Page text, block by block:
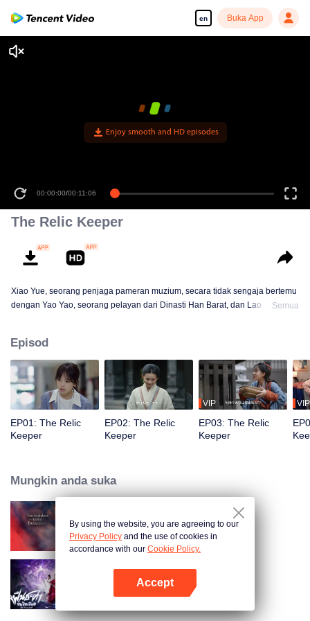
en Buka App
Enjoy smooth and HD episodes
00:00:00/00:11:06
The Relic Keeper
Xiao Yue, seorang penjaga pameran muzium, secara tidak sengaja bertemu
dengan Yao Yao, seorang pelayan dari Dinasti Han Barat, dan Lao Qin,
kembali ke Dinasti Han Barat, sementara Yao Yao tinggal di dunia moden.
Xiao Yue dan Yao Yao berusaha mencari cara untuk menyeberang masa,
dan akhirnya mereka menemui rahsia Madam Xin Zhui dan Li Xi.
Semua
Episod
EP01: The Relic
Keeper
EP02: The Relic
Keeper
VIP
EP03: The Relic
Keeper
VIP
Mungkin anda suka
Forbidden Love Between
Be Yourself (Thai Ver.)
By using the website, you are agreeing to our
Privacy Policy and the use of cookies in
accordance with our Cookie Policy.
Accept